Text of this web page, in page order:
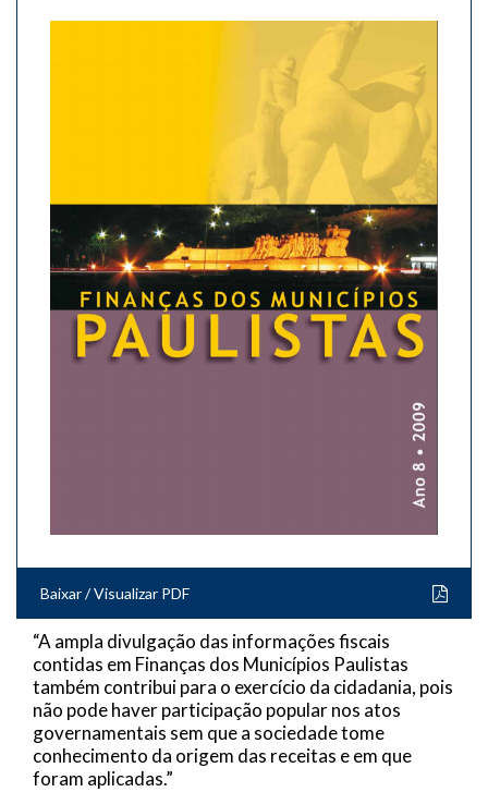
Baixar / Visualizar PDF
“A ampla divulgação das informações fiscais
contidas em Finanças dos Municípios Paulistas
também contribui para o exercício da cidadania, pois
não pode haver participação popular nos atos
governamentais sem que a sociedade tome
conhecimento da origem das receitas e em que
foram aplicadas.”